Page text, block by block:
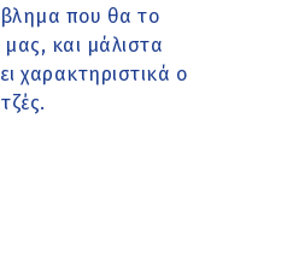
που θα το
και μάλιστα
χαρακτηριστικά ο